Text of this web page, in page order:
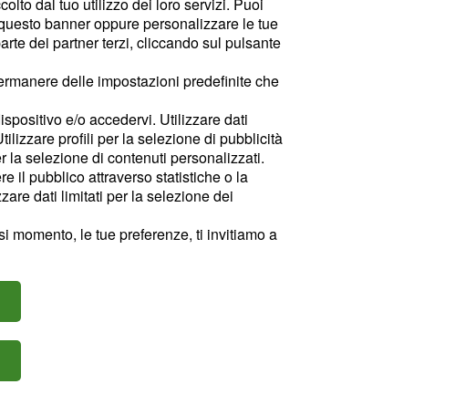
banner oppure personalizzare le tue
dei partner terzi, cliccando sul pulsante
delle impostazioni predefinite che
e/o accedervi. Utilizzare dati
profili per la selezione di pubblicità
la selezione di contenuti personalizzati.
il pubblico attraverso statistiche o la
dati limitati per la selezione dei
momento, le tue preferenze, ti invitiamo a